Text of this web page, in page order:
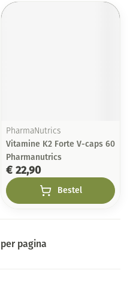
PharmaNutrics
Vitamine K2 Forte V-caps 60
Pharmanutrics
€ 22,90
Bestel
per pagina